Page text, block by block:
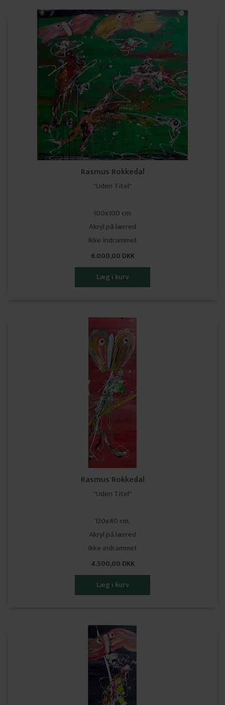
Rasmus Rokkedal
"Uden Titel"
100x100 cm.
Akryl på lærred
Ikke indrammet
6.000,00 DKK
Rasmus Rokkedal
"Uden Titel"
120x40 cm.
Akryl på lærred
Ikke indrammet
4.500,00 DKK